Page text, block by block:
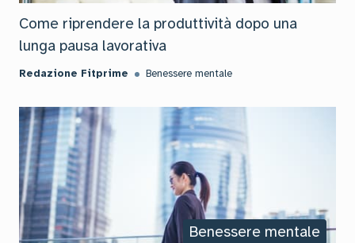
Come riprendere la produttività dopo una
lunga pausa lavorativa
Redazione Fitprime Benessere mentale
Benessere mentale